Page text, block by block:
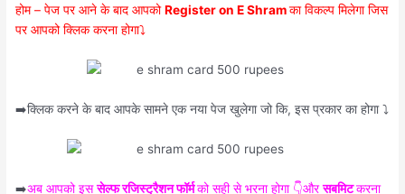
होम – पेज पर आने के बाद आपकोRegister on E Shram का विकल्प मिलेगा जिस
पर आपको क्लिक करना होगा⤵️
➡️क्लिक करने के बाद आपके सामने एक नया पेज खुलेगा जो कि, इस प्रकार का होगा ⤵️
➡️अब आपको इससेल्फ रजिस्ट्रैशन फॉर्मको सही से भरना होगा 👇औरसबमिटकरना